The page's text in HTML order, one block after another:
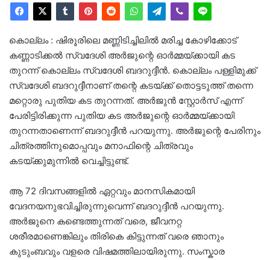
കൊല്ലം : ഷിരൂരിലെ മണ്ണിടിച്ചിലിൽ മരിച്ച കോഴിക്കോട്
കണ്ണാടിക്കൽ സ്വദേശി അർജുന്റെ ഓർമ്മയ്ക്കായി കട
തുറന്ന് കൊല്ലം സ്വദേശി ബദറുദ്ദീൻ. കൊല്ലം പള്ളിമുക്ക്
സ്വദേശി ബദറുദ്ദീനാണ് തന്റെ കടയ്ക്ക് തൊട്ടടുത്ത് തന്നെ
മറ്റൊരു പുതിയ കട തുറന്നത്. അർജുൻ സ്റ്റോർസ് എന്ന്
പേരിട്ടിരിക്കുന്ന പുതിയ കട അർജുന്റെ ഓർമ്മയ്ക്കായി
തുറന്നതാണെന്ന് ബദറുദ്ദീൻ പറയുന്നു. അർജുന്റെ പേരിനും
ചിത്രത്തിനുമൊപ്പവും മനാഫിന്റെ ചിത്രവും
കടയ്ക്കുമുന്നിൽ വെച്ചിട്ടുണ്ട്.
ആ 72 ദിവസങ്ങളിൽ ഏറ്റവും മാനസികമായി
വേദനയനുഭവിച്ചിരുന്നുവെന്ന് ബദറുദ്ദീൻ പറയുന്നു.
അർജുനെ കണ്ടെത്തുന്നത് വരെ, ജീവനറ്റ
ശരീരമാണെങ്കിലും തിരികെ കിട്ടുന്നത് വരെ ഞാനും
കുടുംബവും വളരെ വിഷമത്തിലായിരുന്നു. സംസ്കാര